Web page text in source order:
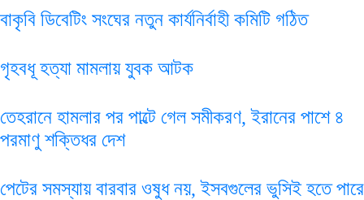
বাকৃবি ডিবেটিং সংঘের নতুন কার্যনির্বাহী কমিটি গঠিত
গৃহবধূ হত্যা মামলায় যুবক আটক
তেহরানে হামলার পর পাল্টে গেল সমীকরণ, ইরানের পাশে ৪
পরমাণু শক্তিধর দেশ
পেটের সমস্যায় বারবার ওষুধ নয়, ইসবগুলের ভুসিই হতে পারে